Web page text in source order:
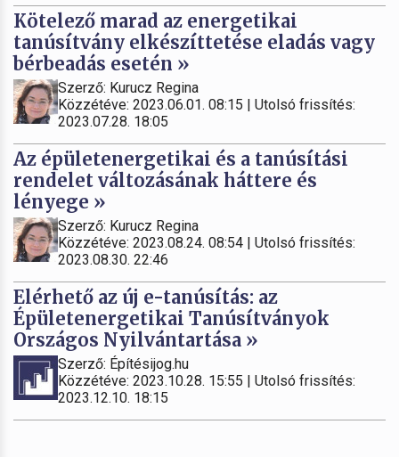
Kötelező marad az energetikai
tanúsítvány elkészíttetése eladás vagy
bérbeadás esetén »
Szerző: Kurucz Regina
Közzétéve: 2023.06.01. 08:15 | Utolsó frissítés:
2023.07.28. 18:05
Az épületenergetikai és a tanúsítási
rendelet változásának háttere és
lényege »
Szerző: Kurucz Regina
Közzétéve: 2023.08.24. 08:54 | Utolsó frissítés:
2023.08.30. 22:46
Elérhető az új e-tanúsítás: az
Épületenergetikai Tanúsítványok
Országos Nyilvántartása »
Szerző: Építésijog.hu
Közzétéve: 2023.10.28. 15:55 | Utolsó frissítés:
2023.12.10. 18:15